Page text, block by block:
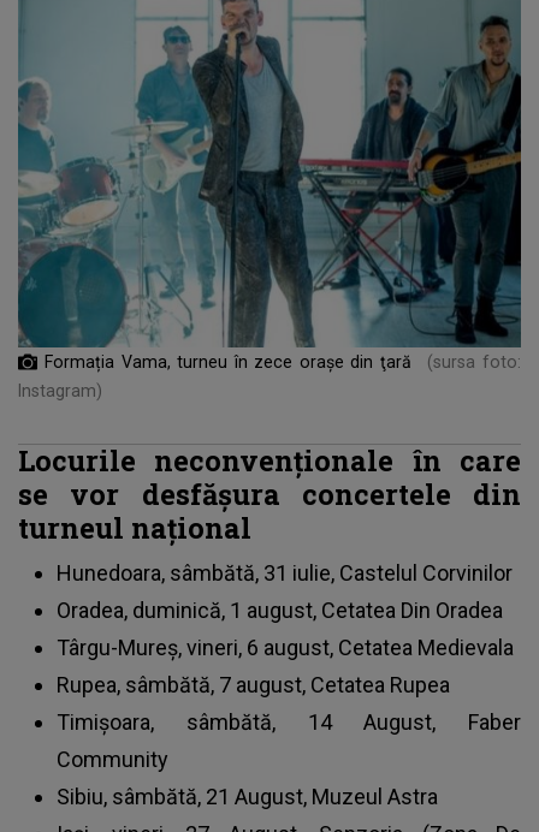
Formația Vama, turneu în zece oraşe din ţară
(sursa foto:
Instagram)
Locurile neconvenționale în care
se vor desfășura concertele din
turneul național
Hunedoara, sâmbătă, 31 iulie, Castelul Corvinilor
Oradea, duminică, 1 august, Cetatea Din Oradea
Târgu-Mureș, vineri, 6 august, Cetatea Medievala
Rupea, sâmbătă, 7 august, Cetatea Rupea
Timișoara, sâmbătă, 14 August, Faber
Community
Sibiu, sâmbătă, 21 August, Muzeul Astra